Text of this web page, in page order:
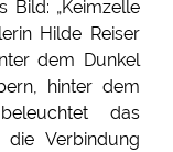
Bild: „Keimzelle
Hilde Reiser
dem Dunkel
hinter dem
das
Verbindung